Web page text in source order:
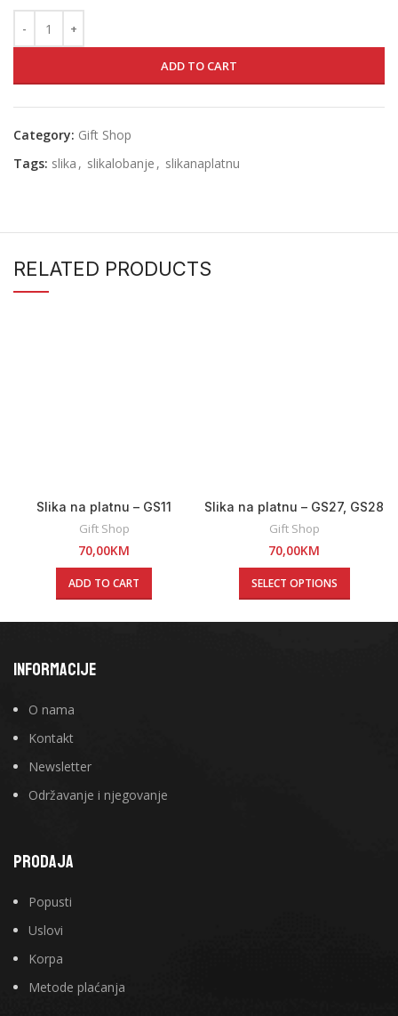
ADD TO CART
Category: Gift Shop
Tags: slika , slikalobanje , slikanaplatnu
RELATED PRODUCTS
Slika na platnu – GS11
Gift Shop
70,00KM
ADD TO CART
Slika na platnu – GS27, GS28
Gift Shop
70,00KM
SELECT OPTIONS
INFORMACIJE
O nama
Kontakt
Newsletter
Održavanje i njegovanje
PRODAJA
Popusti
Uslovi
Korpa
Metode plaćanja